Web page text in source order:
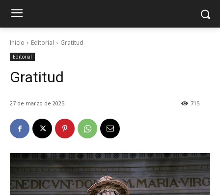
Inicio Editorial Gratitud
Editorial
Gratitud
27 de marzo de 2025 715